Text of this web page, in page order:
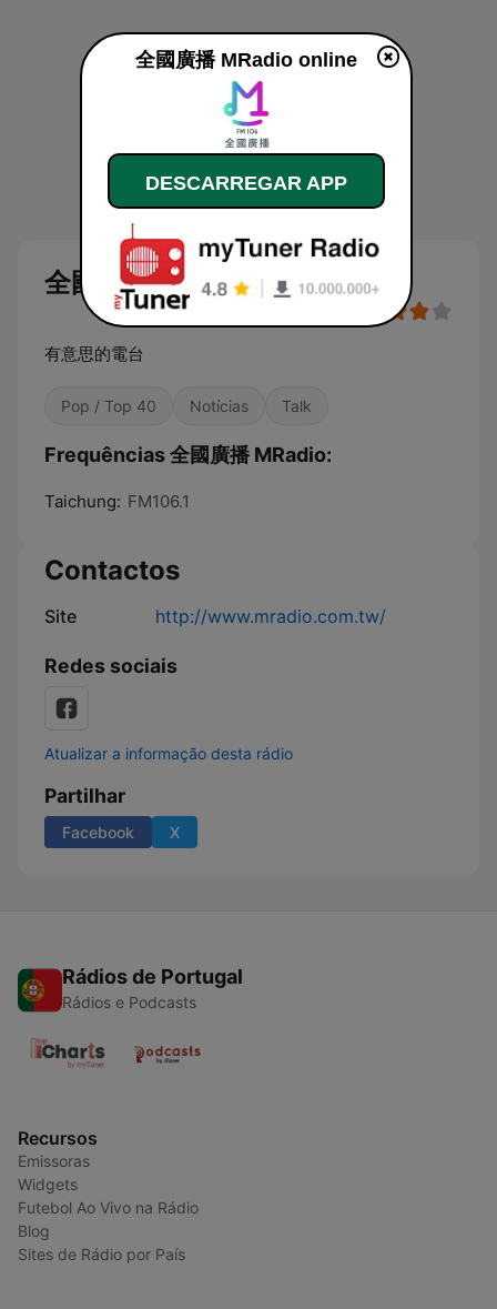
全國廣播 MRadio
有意思的電台
Pop / Top 40 Notícias Talk
Frequências 全國廣播 MRadio:
Taichung: FM106.1
Contactos
Site http://www.mradio.com.tw/
Redes sociais
Atualizar a informação desta rádio
Partilhar
Facebook X
Rádios de Portugal
Rádios e Podcasts
Recursos
Emissoras
Widgets
Futebol Ao Vivo na Rádio
Blog
Sites de Rádio por País
全國廣播 MRadio online
DESCARREGAR APP